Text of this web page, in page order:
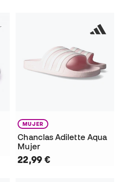
MUJER
Chanclas Adilette Aqua
Mujer
22,99 €